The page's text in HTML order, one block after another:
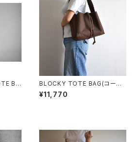
BA
BLOCKY TOTE BAG(コーヒ
ー/ブラウン)
¥11,770